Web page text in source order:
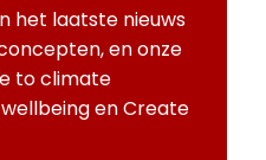
het laatste nieuws
en onze
to climate
en Create